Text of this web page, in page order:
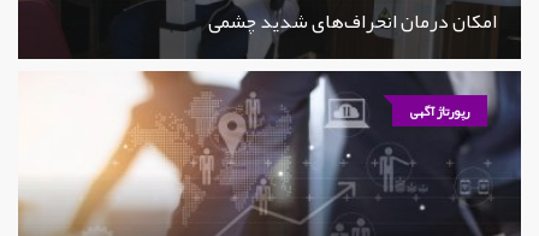
امکان درمان انحراف‌های شدید چشمی
رپورتاژ آگهی